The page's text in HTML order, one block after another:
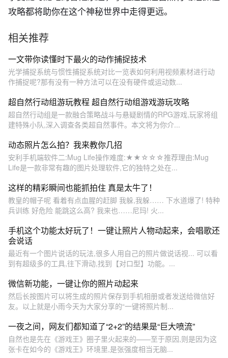
攻略都将助你在这个神秘世界中走得更远。
相关推荐
一文带你读懂时下最火的动作捕捉技术
光学捕捉系统与惯性捕捉系统对比一览表如何利用视频素材进行动
作捕捉呢?那有没有一种方法可以在没有硬件或运动数...
超自然行动组游玩教程 超自然行动组游戏游玩攻略
超自然行动组是一款融合策略战斗与悬疑剧情的RPG游戏,玩家将组
建特殊小队,深入调查各类超自然事件。本文将为你介...
动态照片怎么拍？我来教你几招
安利手机端软件二:Mug Life操作难度:★★☆☆☆推荐理由:Mug
Life是一款非常有趣的图片处理软件,它的独特之处在...
这样的精彩瞬间也能抓拍住 真是太牛了！
教皇的帽子呢 看着有点血腥的赶脚 我躲,我躲…… 下水道爆了! 特种
兵训练 好危险 能跳这么高? 我来也……尼玛! 火...
手机这个功能太好玩了！一键让照片人物动起来，会唱歌还
会说话
最近有一个图片说话的玩法,很多人用自己的照片做说话视... 可以看
到有超级多的工具,往下滑动,找到【对口型】功能。...
微信新功能，一键让你的照片动起来
然后长按图片可以将生成的照片保存到手机相册或者发送给微信好
友。以上就是小雨今天为大家分享的“一键将照片制...
一夜之间，网友们都知道了“2+2”的结果是“巨大喷流”
自然也是先在《游戏王》圈子里火起来的——至于原因,则是因为这
张卡在如今的《游戏王》环境里,是张强度相当无脑...